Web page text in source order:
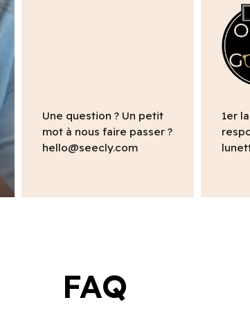
Une question ? Un petit
mot à nous faire passer ?
hello@seecly.com
1er
FAQ